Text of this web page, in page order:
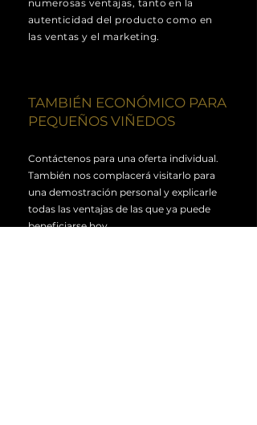
numerosas ventajas, tanto en la
autenticidad del producto como en
las ventas y el marketing.
TAMBIÉN ECONÓMICO PARA
PEQUEÑOS VIÑEDOS
​Contáctenos para una oferta individual.
También nos complacerá visitarlo para
una demostración personal y explicarle
todas las ventajas de las que ya puede
beneficiarse hoy.